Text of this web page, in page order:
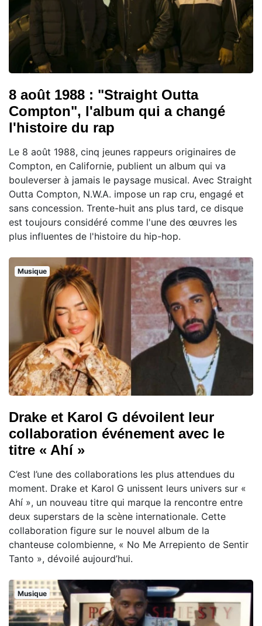
8 août 1988 : "Straight Outta
Compton", l'album qui a changé
l'histoire du rap
Le 8 août 1988, cinq jeunes rappeurs originaires de
Compton, en Californie, publient un album qui va
bouleverser à jamais le paysage musical. Avec Straight
Outta Compton, N.W.A. impose un rap cru, engagé et
sans concession. Trente-huit ans plus tard, ce disque
est toujours considéré comme l'une des œuvres les
plus influentes de l'histoire du hip-hop.
Musique
Drake et Karol G dévoilent leur
collaboration événement avec le
titre « Ahí »
C’est l’une des collaborations les plus attendues du
moment. Drake et Karol G unissent leurs univers sur «
Ahí », un nouveau titre qui marque la rencontre entre
deux superstars de la scène internationale. Cette
collaboration figure sur le nouvel album de la
chanteuse colombienne, « No Me Arrepiento de Sentir
Tanto », dévoilé aujourd’hui.
Musique